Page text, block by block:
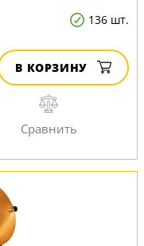
136 шт.
В КОРЗИНУ